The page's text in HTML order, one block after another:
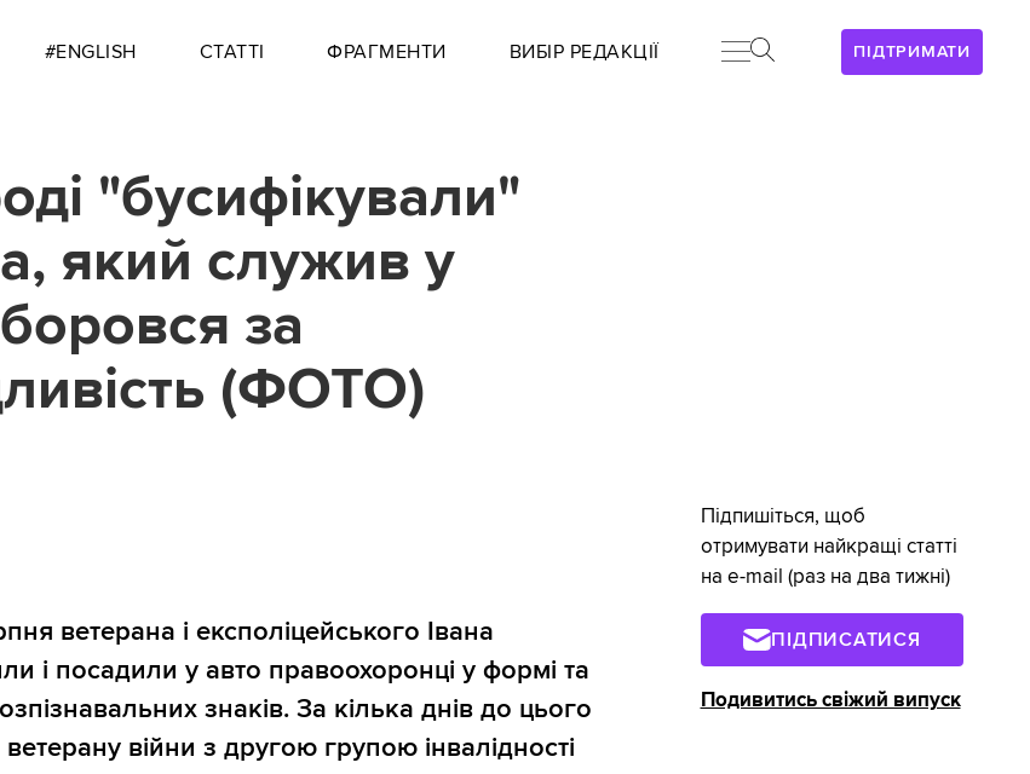
ПІДТРИМАТИ
#ENGLISH СТАТТІ ФРАГМЕНТИ ВИБІР РЕДАКЦІЇ
"бусифікували"
який служив у
боровся за
(ФОТО)
ветерана і експоліцейського Івана
і посадили у авто правоохоронці у формі та
знаків. За кілька днів до цього
війни з другою групою інвалідності
Підпишіться, щоб
отримувати найкращі статті
на e-mail (раз на два тижні)
ПІДПИСАТИСЯ
Подивитись свіжий випуск